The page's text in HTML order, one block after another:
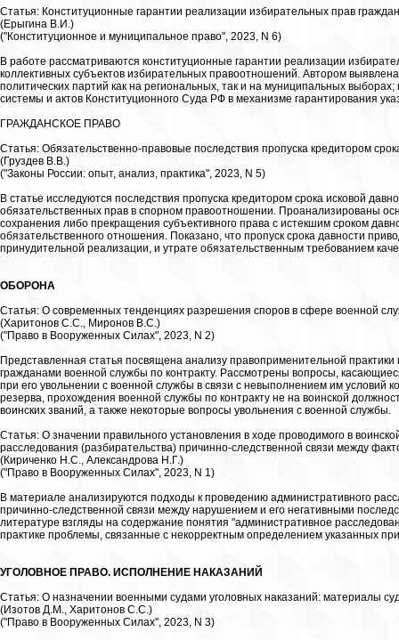
Статья: Конституционные гарантии реализации избирательных прав
(Ерыгина В.И.)
("Конституционное и муниципальное право", 2023, N 6)
В работе рассматриваются конституционные гарантии реализации
коллективных субъектов избирательных правоотношений. Автором
политических партий как на региональных, так и на муниципальных
системы и актов Конституционного Суда РФ в механизме гарантирования
ГРАЖДАНСКОЕ ПРАВО
Статья: Обязательственно-правовые последствия пропуска кредитором
(Груздев В.В.)
("Законы России: опыт, анализ, практика", 2023, N 5)
В статье исследуются последствия пропуска кредитором срока исковой
обязательственных прав в спорном правоотношении. Проанализированы
сохранения либо прекращения субъективного права с истекшим сроком
обязательственного отношения. Показано, что пропуск срока давности
принудительной реализации, и утрате обязательственным требованием
ОБОРОНА
Статья: О современных тенденциях разрешения споров в сфере военной
(Харитонов С.С., Миронов В.С.)
("Право в Вооруженных Силах", 2023, N 2)
Представленная статья посвящена анализу правоприменительной
гражданами военной службы по контракту. Рассмотрены вопросы,
при его увольнении с военной службы в связи с невыполнением им условий
резерва, прохождения военной службы по контракту не на воинской
воинских званий, а также некоторые вопросы увольнения с военной службы.
Статья: О значении правильного установления в ходе проводимого в
расследования (разбирательства) причинно-следственной связи между
(Кириченко Н.С., Александрова Н.Г.)
("Право в Вооруженных Силах", 2023, N 1)
В материале анализируются подходы к проведению административного
причинно-следственной связи между нарушением и его негативными
литературе взгляды на содержание понятия "административное
практике проблемы, связанные с некорректным определением указанных
УГОЛОВНОЕ ПРАВО. ИСПОЛНЕНИЕ НАКАЗАНИЙ
Статья: О назначении военными судами уголовных наказаний: материалы
(Изотов Д.М., Харитонов С.С.)
("Право в Вооруженных Силах", 2023, N 3)